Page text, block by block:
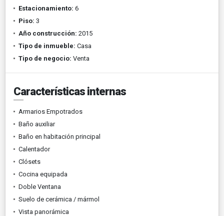
Estacionamiento: 6
Piso: 3
Año construcción: 2015
Tipo de inmueble: Casa
Tipo de negocio: Venta
Características internas
Armarios Empotrados
Baño auxiliar
Baño en habitación principal
Calentador
Clósets
Cocina equipada
Doble Ventana
Suelo de cerámica / mármol
Vista panorámica